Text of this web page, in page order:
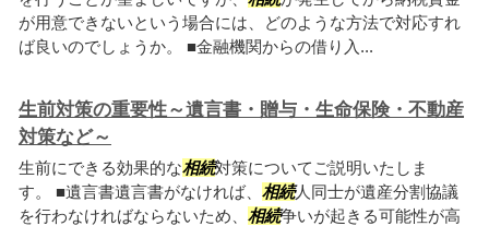
が用意できないという場合には、どのような方法で対応すれ
ば良いのでしょうか。 ■金融機関からの借り入...
生前対策の重要性～遺言書・贈与・生命保険・不動産
対策など～
生前にできる効果的な相続対策についてご説明いたしま
す。 ■遺言書遺言書がなければ、 相続人同士が遺産分割協議
を行わなければならないため、 相続争いが起きる可能性が高